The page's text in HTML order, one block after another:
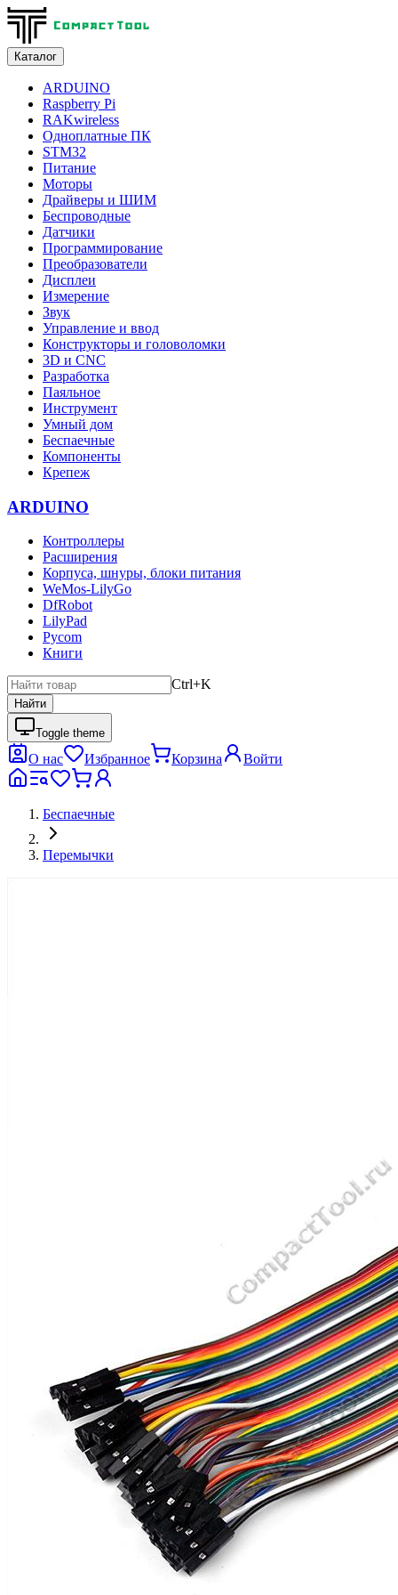
Каталог
ARDUINO
Raspberry Pi
RAKwireless
Одноплатные ПК
STM32
Питание
Моторы
Драйверы и ШИМ
Беспроводные
Датчики
Программирование
Преобразователи
Дисплеи
Измерение
Звук
Управление и ввод
Конструкторы и головоломки
3D и CNC
Разработка
Паяльное
Инструмент
Умный дом
Беспаечные
Компоненты
Крепеж
ARDUINO
Контроллеры
Расширения
Корпуса, шнуры, блоки питания
WeMos-LilyGo
DfRobot
LilyPad
Pycom
Книги
Ctrl+K
Найти
Toggle theme
О нас Избранное Корзина Войти
Беспаечные
Перемычки